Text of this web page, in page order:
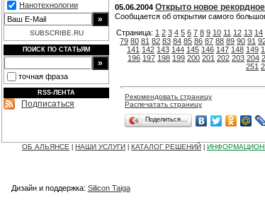
Нанотехнологии
SUBSCRIBE.RU
ПОИСК ПО СТАТЬЯМ
точная фраза
RSS-ЛЕНТА
Подписаться
05.06.2004 Открыто новое
Cообщается об открытии самого
Страница: 1 2 3 4 5 6 7 8 9 10 11 12 13 14
79 80 81 82 83 84 85 86 87 88 89 90 91
141 142 143 144 145 146 147 148 149
196 197 198 199 200 201 202 203 204
251
Рекомендовать страницу
Распечатать страницу
Поделиться…
ОБ АЛЬЯНСЕ НАШИ УСЛУГИ КАТАЛОГ РЕШЕНИЙ
Дизайн и поддержка: Silicon Taiga